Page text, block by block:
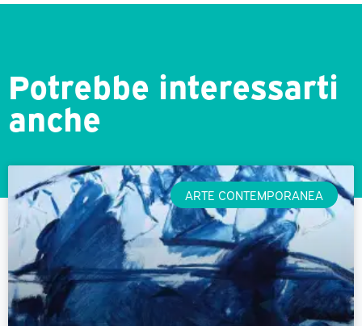
Potrebbe interessarti
anche
ARTE CONTEMPORANEA